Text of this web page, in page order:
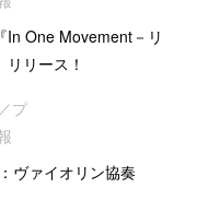
In One Movement－リ
リース！
プ
ヴァイオリン協奏